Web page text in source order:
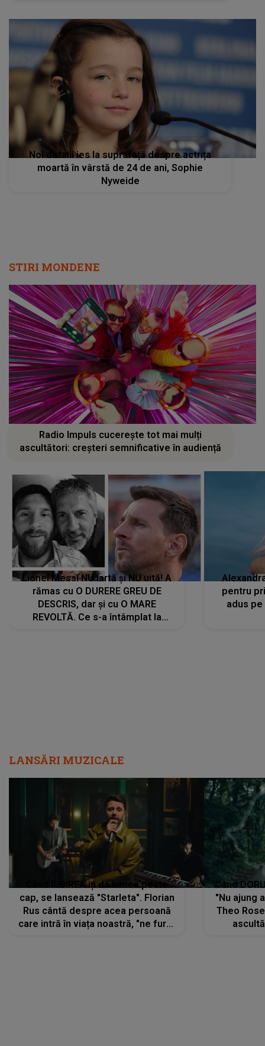
Noi detalii ies la suprafață despre actrița
moartă în vârstă de 24 de ani, Sophie
Nyweide
STIRI MONDENE
Radio Impuls cucerește tot mai mulți
ascultători: creșteri semnificative în audiență
Lionel Messi NU iartă și NU uită! A
rămas cu O DURERE GREU DE
DESCRIS, dar și cu O MARE
REVOLTĂ. Ce s-a întâmplat la
pentru
adus
LANSĂRI MUZICALE
Când IUBIREA îți dă lumea peste
cap, se lansează "Starleta". Florian
Rus cântă despre acea persoană
care intră în viața noastră, "ne fură"
Când
"Nu ajung
Theo